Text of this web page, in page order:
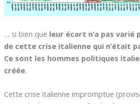
… si bien que leur écart n’a pas
de cette crise italienne qui n’était
Ce sont les hommes politiques
créée.
Cette crise italienne impromptue